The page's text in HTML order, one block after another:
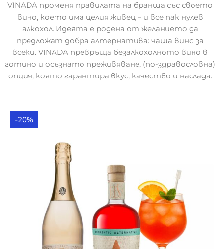
VINADA променя правилата на бранша със своето
вино, което има целия живец – и все пак нулев
алкохол. Идеята е родена от желанието да
предложат добра алтернатива: чаша вино за
всеки. VINADA превръща безалкохолното вино в
готино и осъзнато преживяване, (по-здравословна)
опция, която гарантира вкус, качество и наслада.
-20%